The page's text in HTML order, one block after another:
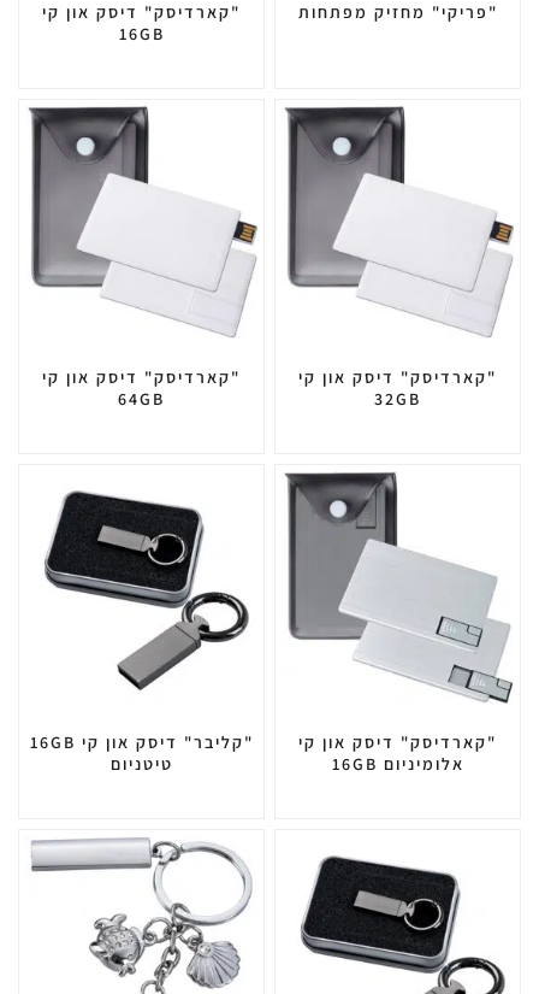
"פריקי" מחזיק מפתחות
"קארדיסק" דיסק און קי
16GB
"קארדיסק" דיסק און קי
32GB
"קארדיסק" דיסק און קי
64GB
"קארדיסק" דיסק און קי
אלומיניום 16GB
"קליבר" דיסק און קי 16GB
טיטניום